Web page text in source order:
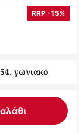
γωνιακό
RRP -15%